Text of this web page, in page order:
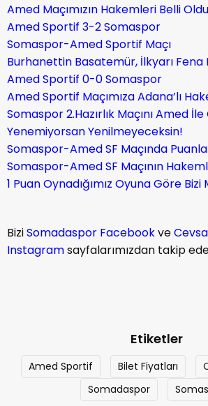
Amed Maçımızın Hakemleri Belli Oldu
Amed Sportif 3-2 Somaspor
Somaspor-Amed Sportif Maçı
Burhanettin Basatemür, İlkyarı Fena
Amed Sportif 0-0 Somaspor
Amed Sportif Maçımıza Adana’lı
Somaspor 2.Hazırlık Maçını Amed İle
Yenemiyorsan Yenilmeyeceksin!
Somaspor-Amed SF Maçında
Somaspor-Amed SF Maçının
1 Puan Oynadığımız Oyuna Göre
BiziSomadaspor Facebookve
Instagramsayfalarımızdan takip
Etiketler
Amed Sportif Bilet Fiyatları
Somadaspor